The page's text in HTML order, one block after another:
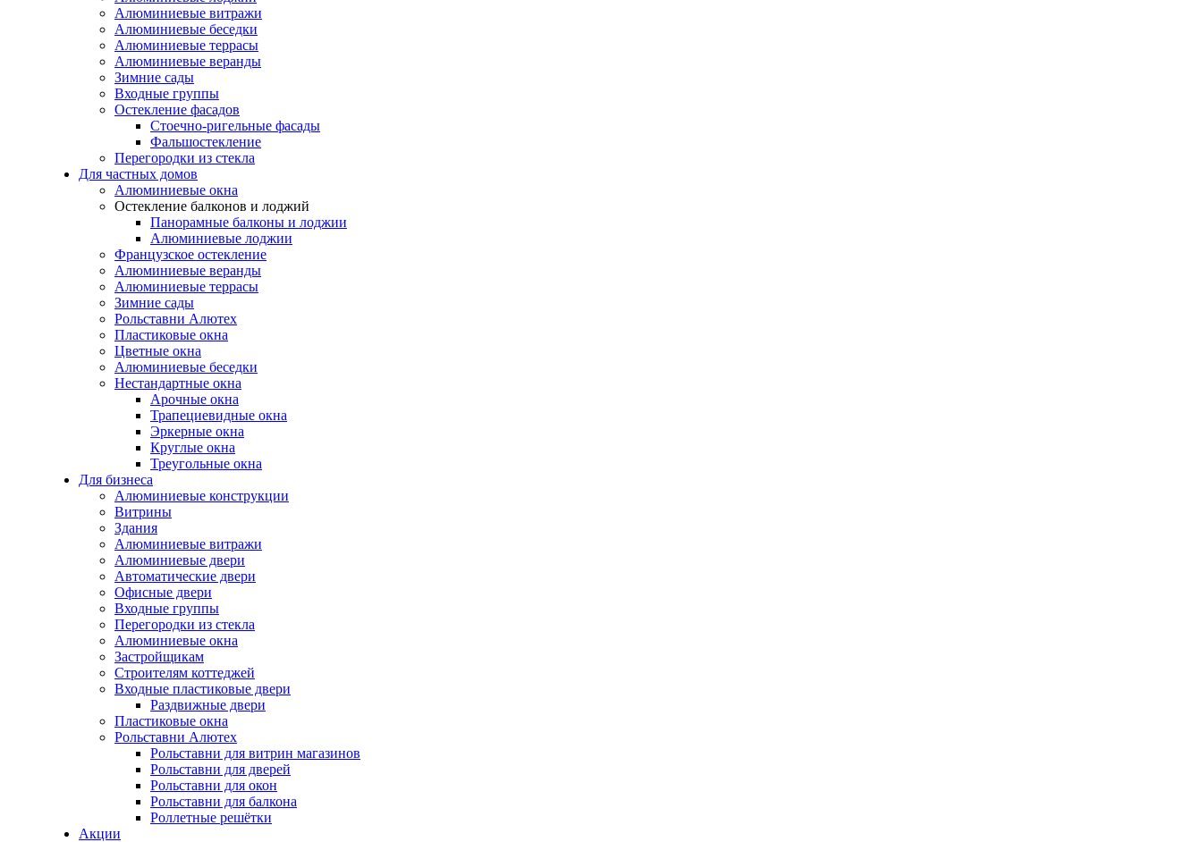
Алюминиевые витражи
Алюминиевые беседки
Алюминиевые террасы
Алюминиевые веранды
Зимние сады
Входные группы
Остекление фасадов
Стоечно-ригельные фасады
Фальшостекление
Перегородки из стекла
Для частных домов
Алюминиевые окна
Остекление балконов и лоджий
Панорамные балконы и лоджии
Алюминиевые лоджии
Французское остекление
Алюминиевые веранды
Алюминиевые террасы
Зимние сады
Рольставни Алютех
Пластиковые окна
Цветные окна
Алюминиевые беседки
Нестандартные окна
Арочные окна
Трапециевидные окна
Эркерные окна
Круглые окна
Треугольные окна
Для бизнеса
Алюминиевые конструкции
Витрины
Здания
Алюминиевые витражи
Алюминиевые двери
Автоматические двери
Офисные двери
Входные группы
Перегородки из стекла
Алюминиевые окна
Застройщикам
Строителям коттеджей
Входные пластиковые двери
Раздвижные двери
Пластиковые окна
Рольставни Алютех
Рольставни для витрин магазинов
Рольставни для дверей
Рольставни для окон
Рольставни для балкона
Роллетные решётки
Акции